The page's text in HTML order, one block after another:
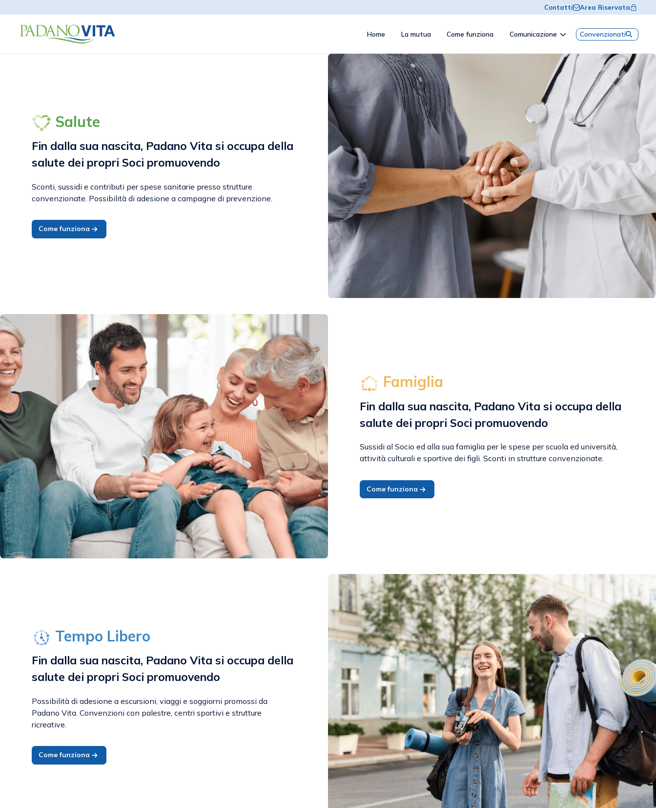
Contatti Area Riservata
Home La mutua Come funziona Comunicazione Convenzionati
Salute
Fin dalla sua nascita, Padano Vita si occupa della
salute dei propri Soci promuovendo
Sconti, sussidi e contributi per spese sanitarie presso strutture
convenzionate. Possibilità di adesione a campagne di prevenzione.
Come funziona
Famiglia
Fin dalla sua nascita, Padano Vita si occupa della
salute dei propri Soci promuovendo
Sussidi al Socio ed alla sua famiglia per le spese per scuola ed università,
attività culturali e sportive dei figli. Sconti in strutture convenzionate.
Come funziona
Tempo Libero
Fin dalla sua nascita, Padano Vita si occupa della
salute dei propri Soci promuovendo
Possibilità di adesione a escursioni, viaggi e soggiorni promossi da
Padano Vita. Convenzioni con palestre, centri sportivi e strutture
ricreative.
Come funziona